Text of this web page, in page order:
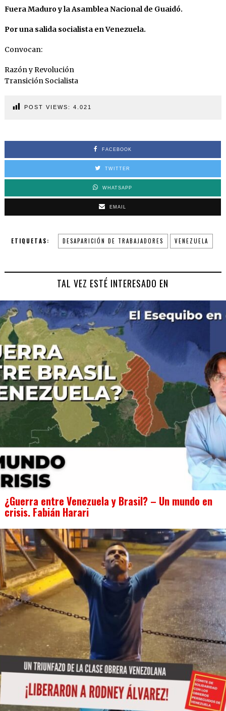
Fuera Maduro y la Asamblea Nacional de Guaidó.
Por una salida socialista en Venezuela.
Convocan:
Razón y Revolución
Transición Socialista
POST VIEWS: 4.021
FACEBOOK
TWITTER
WHATSAPP
EMAIL
ETIQUETAS: DESAPARICIÓN DE TRABAJADORES VENEZUELA
TAL VEZ ESTÉ INTERESADO EN
¿Guerra entre Venezuela y Brasil? – Un mundo en
crisis. Fabián Harari